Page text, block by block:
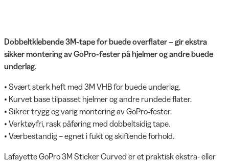
Dobbeltklebende 3M-tape for buede overflater – gir ekstra
sikker montering av GoPro-fester på hjelmer og andre buede
underlag.
• Svært sterk heft med 3M VHB for buede underlag.
• Kurvet base tilpasset hjelmer og andre rundede flater.
• Sikrer trygg og varig montering av GoPro‑fester.
• Verktøyfri, rask påføring med dobbeltsidig tape.
• Værbestandig – egnet i fukt og skiftende forhold.
Lafayette GoPro 3M Sticker Curved er et praktisk ekstra- eller